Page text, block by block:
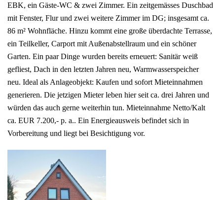
EBK, ein Gäste-WC & zwei Zimmer. Ein zeitgemässes Duschbad
mit Fenster, Flur und zwei weitere Zimmer im DG; insgesamt ca.
86 m² Wohnfläche. Hinzu kommt eine große überdachte Terrasse,
ein Teilkeller, Carport mit Außenabstellraum und ein schöner
Garten. Ein paar Dinge wurden bereits erneuert: Sanitär weiß
gefliest, Dach in den letzten Jahren neu, Warmwasserspeicher
neu. Ideal als Anlageobjekt: Kaufen und sofort Mieteinnahmen
generieren. Die jetzigen Mieter leben hier seit ca. drei Jahren und
würden das auch gerne weiterhin tun. Mieteinnahme Netto/Kalt
ca. EUR 7.200,- p. a.. Ein Energieausweis befindet sich in
Vorbereitung und liegt bei Besichtigung vor.